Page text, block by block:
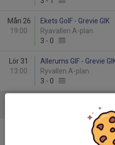
Mån 26
19:00
Ekets GoIF - Grevie GIK
Ryavallen A-plan
3 - 0
Lör 31
13:00
Allerums GIF - Grevie
Ryvallen A-plan
3 - 0
Brunnby FF - Grevie GIK
Brunnbyvallen A-plan